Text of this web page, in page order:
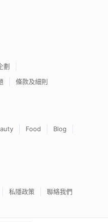
劃
條款及細則
Food
Blog
私隱政策 聯絡我們